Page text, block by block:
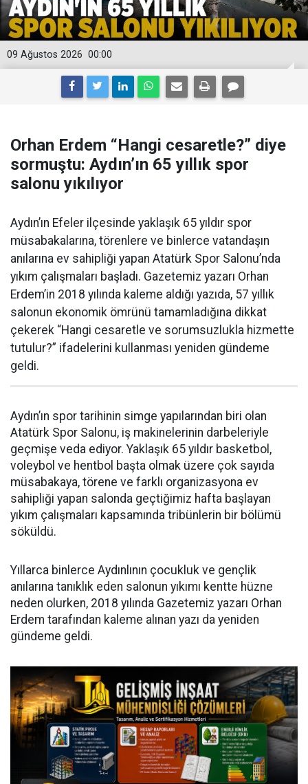
00:00
09 Ağustos 2026
Orhan Erdem “Hangi cesaretle?” diye
sormuştu: Aydın’ın 65 yıllık spor
salonu yıkılıyor
Aydın’ın Efeler ilçesinde yaklaşık 65 yıldır spor
müsabakalarına, törenlere ve binlerce vatandaşın
anılarına ev sahipliği yapan Atatürk Spor Salonu’nda
yıkım çalışmaları başladı. Gazetemiz yazarı Orhan
Erdem’in 2018 yılında kaleme aldığı yazıda, 57 yıllık
salonun ekonomik ömrünü tamamladığına dikkat
çekerek “Hangi cesaretle ve sorumsuzlukla hizmette
tutulur?” ifadelerini kullanması yeniden gündeme
geldi.
Aydın’ın spor tarihinin simge yapılarından biri olan
Atatürk Spor Salonu, iş makinelerinin darbeleriyle
geçmişe veda ediyor. Yaklaşık 65 yıldır basketbol,
voleybol ve hentbol başta olmak üzere çok sayıda
müsabakaya, törene ve farklı organizasyona ev
sahipliği yapan salonda geçtiğimiz hafta başlayan
yıkım çalışmaları kapsamında tribünlerin bir bölümü
söküldü.
Yıllarca binlerce Aydınlının çocukluk ve gençlik
anılarına tanıklık eden salonun yıkımı kentte hüzne
neden olurken, 2018 yılında Gazetemiz yazarı Orhan
Erdem tarafından kaleme alınan yazı da yeniden
gündeme geldi.